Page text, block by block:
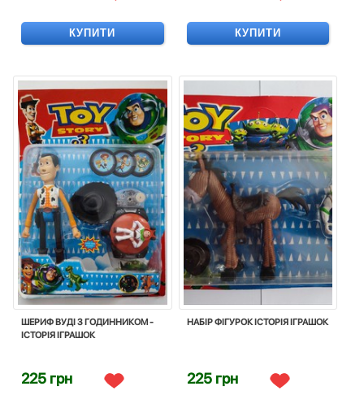
КУПИТИ КУПИТИ
ШЕРИФ ВУДІ З ГОДИННИКОМ -
ІСТОРІЯ ІГРАШОК
225 грн
НАБІР ФІГУРОК ІСТОРІЯ ІГРАШОК
225 грн